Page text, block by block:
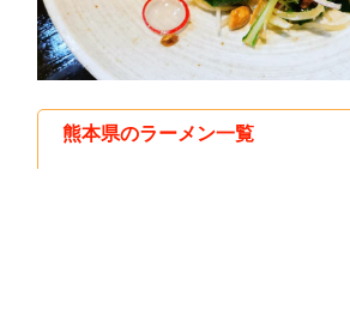
熊本県のラーメン一覧